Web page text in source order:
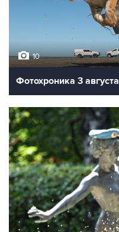
10
Фотохроника 3 августа